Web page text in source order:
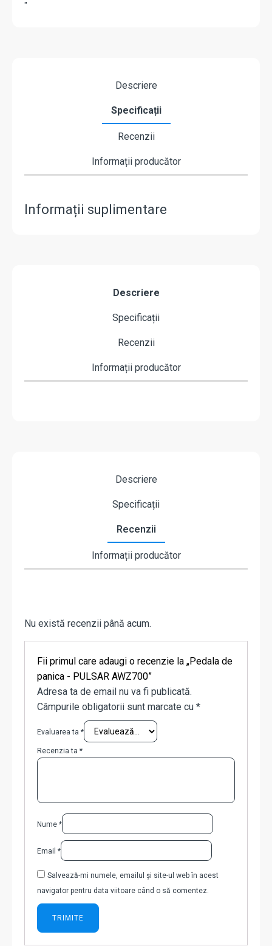
"
Descriere
Specificații
Recenzii
Informații producător
Informații suplimentare
Descriere
Specificații
Recenzii
Informații producător
Descriere
Specificații
Recenzii
Informații producător
Nu există recenzii până acum.
Fii primul care adaugi o recenzie la „Pedala de
panica - PULSAR AWZ700”
Adresa ta de email nu va fi publicată.
Câmpurile obligatorii sunt marcate cu *
Evaluarea ta *
Recenzia ta *
Nume *
Email *
Salvează-mi numele, emailul și site-ul web în acest
navigator pentru data viitoare când o să comentez.